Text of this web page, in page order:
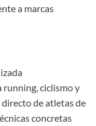
a marcas
ciclismo y
de atletas de
concretas